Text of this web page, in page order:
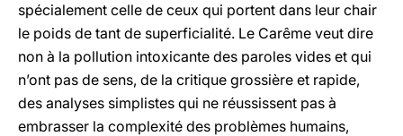
spécialement celle de ceux qui portent dans leur chair
le poids de tant de superficialité. Le Carême veut dire
non à la pollution intoxicante des paroles vides et qui
n’ont pas de sens, de la critique grossière et rapide,
des analyses simplistes qui ne réussissent pas à
embrasser la complexité des problèmes humains,